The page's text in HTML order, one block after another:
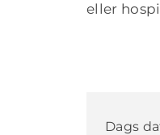
eller
Dags